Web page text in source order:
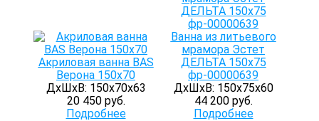
Акриловая ванна BAS
Верона 150х70
ДхШхВ: 150х70х63
20 450 руб.
Подробнее
Ванна из литьевого
мрамора Эстет
ДЕЛЬТА 150х75
фр-00000639
ДхШхВ: 150х75х60
44 200 руб.
Подробнее